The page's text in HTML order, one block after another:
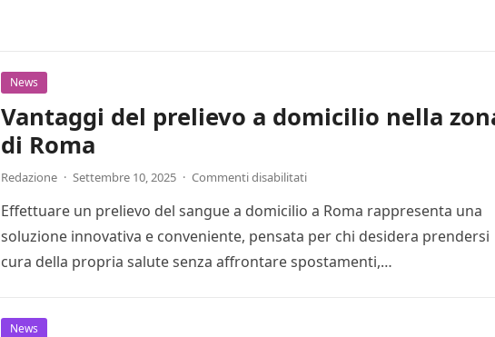
News
Vantaggi del prelievo a domicilio nella
di Roma
Redazione · Settembre 10, 2025 · Commenti disabilitati
Effettuare un prelievo del sangue a domicilio a Roma rappresenta una
soluzione innovativa e conveniente, pensata per chi desidera prendersi
cura della propria salute senza affrontare spostamenti,…
News